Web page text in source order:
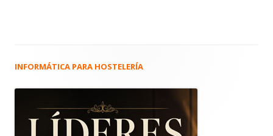
Barra
principal
INFORMÁTICA PARA HOSTELERÍA